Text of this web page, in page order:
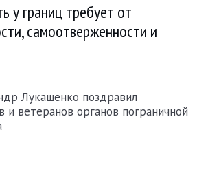
у границ требует от
самоотверженности и
Лукашенко поздравил
и ветеранов органов пограничной